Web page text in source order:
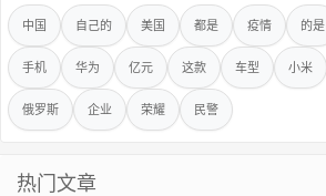
中国 自己的 美国 都是 疫情 的是
手机 华为 亿元 这款 车型 小米
俄罗斯 企业 荣耀 民警
热门文章